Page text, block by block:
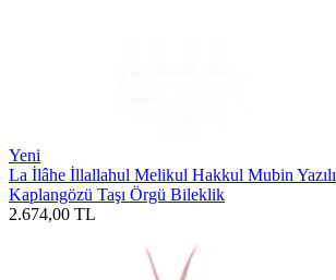
Yeni
La İlâhe İllallahul Melikul Hakkul Mubin Yazılı
Kaplangözü Taşı Örgü Bileklik
2.674,00 TL